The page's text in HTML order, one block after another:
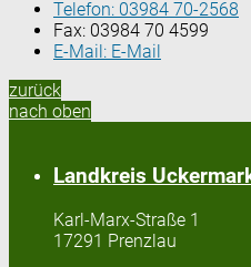
Telefon: 03984 70-2568
Fax: 03984 70 4599
E-Mail: E-Mail
zurück
nach oben
Landkreis
Karl-Marx-Straße 1
17291 Prenzlau